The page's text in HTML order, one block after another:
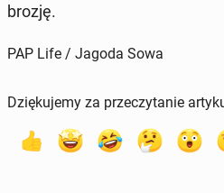
bro­zję.
PAP Life / Jagoda Sowa
Dziękujemy za przeczytanie